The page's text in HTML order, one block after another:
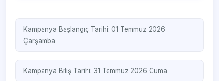
Kampanya Başlangıç Tarihi: 01 Temmuz 2026
Çarşamba
Kampanya Bitiş Tarihi: 31 Temmuz 2026 Cuma